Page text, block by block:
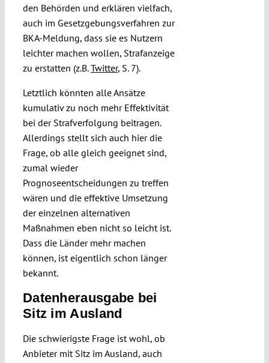
den Behörden und erklären vielfach,
auch im Gesetzgebungsverfahren zur
BKA-Meldung, dass sie es Nutzern
leichter machen wollen, Strafanzeige
zu erstatten (z.B.Twitter, S. 7).
Letztlich könnten alle Ansätze
kumulativ zu noch mehr Effektivität
bei der Strafverfolgung beitragen.
Allerdings stellt sich auch hier die
Frage, ob alle gleich geeignet sind,
zumal wieder
Prognoseentscheidungen zu treffen
wären und die effektive Umsetzung
der einzelnen alternativen
Maßnahmen eben nicht so leicht ist.
Dass die Länder mehr machen
können, ist eigentlich schon länger
bekannt.
Datenherausgabe bei
Sitz im Ausland
Die schwierigste Frage ist wohl, ob
Anbieter mit Sitz im Ausland, auch